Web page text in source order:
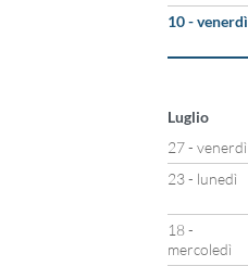
10 - venerdì
Luglio
27 - venerdì
23 - lunedì
18 -
mercoledì